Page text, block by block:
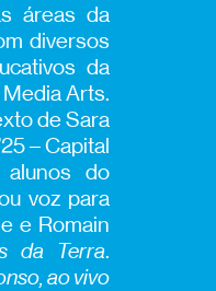
áreas da
diversos
da
Arts.
de Sara
– Capital
do
voz para
e Romain
da Terra.
ao vivo